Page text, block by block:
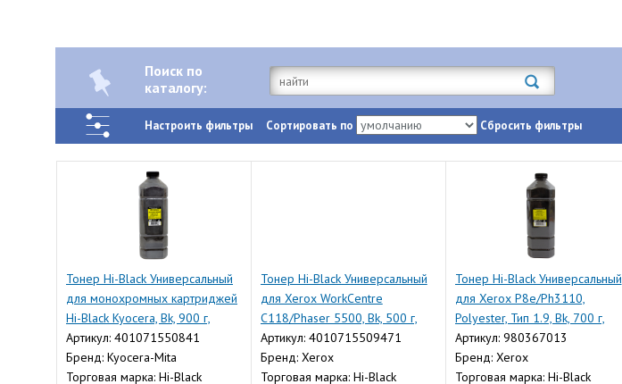
Поиск по
каталогу:
Настроить фильтры Сортировать по Сбросить фильтры
Тонер Hi-Black Универсальный
для монохромных картриджей
Hi-Black Kyocera, Bk, 900 г,
канистра
Артикул: 401071550841
Бренд: Kyocera-Mita
Торговая марка: Hi-Black
Тонер Hi-Black Универсальный
для Xerox WorkCentre
C118/Phaser 5500, Bk, 500 г,
канистра
Артикул: 4010715509471
Бренд: Xerox
Торговая марка: Hi-Black
Тонер Hi-Black Универсальный
для Xerox P8e/Ph3110,
Polyester, Тип 1.9, Bk, 700 г,
канистра
Артикул: 980367013
Бренд: Xerox
Торговая марка: Hi-Black